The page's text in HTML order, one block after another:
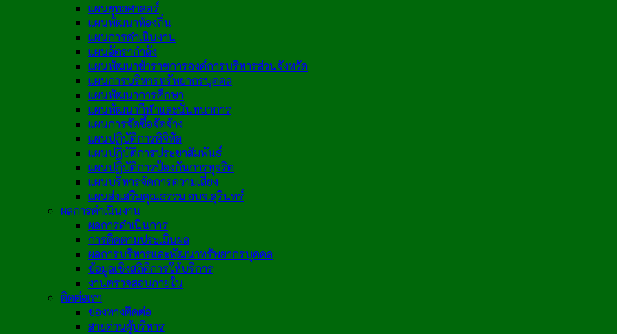
แผนยุทธศาสตร์
แผนพัฒนาท้องถิ่น
แผนการดำเนินงาน
แผนอัตรากำลัง
แผนพัฒนาข้าราชการองค์การบริหารส่วนจังหวัด
แผนการบริหารทรัพยากรบุคคล
แผนพัฒนาการศึกษา
แผนพัฒนากีฬาและนันทนาการ
แผนการจัดซื้อจัดจ้าง
แผนปฏิบัติการดิจิทัล
แผนปฏิบัติการประชาสัมพันธ์
แผนปฏิบัติการป้องกันการทุจริต
แผนบริหารจัดการความเสี่ยง
แผนส่งเสริมคุณธรรม อบจ.สุรินทร์
ผลการดำเนินงาน
ผลการดำเนินการ
การติดตามประเมินผล
ผลการบริหารและพัฒนาทรัพยากรบุคคล
ข้อมูลเชิงสถิติการให้บริการ
งานตรวจสอบภายใน
ติดต่อเรา
ช่องทางติดต่อ
สายด่วนผู้บริหาร